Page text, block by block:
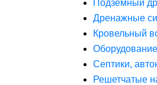
Подземный
Дренажные
Кровельный
Септики,
Решетчатые